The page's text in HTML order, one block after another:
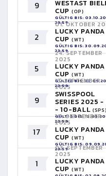
9 WESTAST
CUP (OP)
GÜLTIG BIS:
23:59
2
01. OKTOBER
LUCKY PANDA
CUP (WT)
GÜLTIG BIS:
23:59
5
24. SEPTEMBER
2025
LUCKY PANDA
CUP (WT)
GÜLTIG BIS:
23:59
9
13. SEPTEMBER
2025
SWISSPOOL
SERIES 2025 -
- 10-BALL (SPS)
GÜLTIG BIS:
23:59
17
10. SEPTEMBER
2025
LUCKY PANDA
CUP (WT)
GÜLTIG BIS:
23:59
1
03. SEPTEMBER
2025
LUCKY PANDA
CUP (WT)